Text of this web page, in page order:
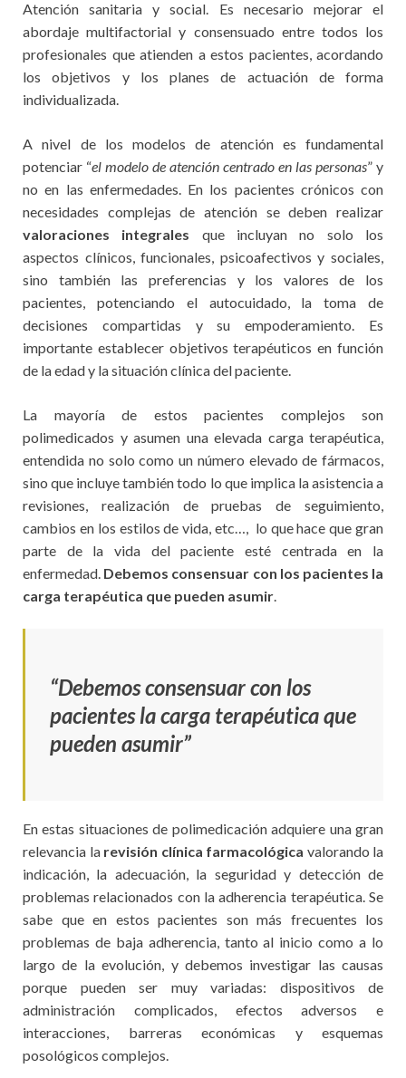
Atención sanitaria y social. Es necesario mejorar el
abordaje multifactorial y consensuado entre todos los
profesionales que atienden a estos pacientes, acordando
los objetivos y los planes de actuación de forma
individualizada.
A nivel de los modelos de atención es fundamental
potenciar “el modelo de atención centrado en las personas” y
no en las enfermedades. En los pacientes crónicos con
necesidades complejas de atención se deben realizar
valoraciones integrales que incluyan no solo los
aspectos clínicos, funcionales, psicoafectivos y sociales,
sino también las preferencias y los valores de los
pacientes, potenciando el autocuidado, la toma de
decisiones compartidas y su empoderamiento. Es
importante establecer objetivos terapéuticos en función
de la edad y la situación clínica del paciente.
La mayoría de estos pacientes complejos son
polimedicados y asumen una elevada carga terapéutica,
entendida no solo como un número elevado de fármacos,
sino que incluye también todo lo que implica la asistencia a
revisiones, realización de pruebas de seguimiento,
cambios en los estilos de vida, etc…, lo que hace que gran
parte de la vida del paciente esté centrada en la
enfermedad. Debemos consensuar con los pacientes la
carga terapéutica que pueden asumir.
“Debemos consensuar con los
pacientes la carga terapéutica que
pueden asumir”
En estas situaciones de polimedicación adquiere una gran
relevancia la revisión clínica farmacológica valorando la
indicación, la adecuación, la seguridad y detección de
problemas relacionados con la adherencia terapéutica. Se
sabe que en estos pacientes son más frecuentes los
problemas de baja adherencia, tanto al inicio como a lo
largo de la evolución, y debemos investigar las causas
porque pueden ser muy variadas: dispositivos de
administración complicados, efectos adversos e
interacciones, barreras económicas y esquemas
posológicos complejos.